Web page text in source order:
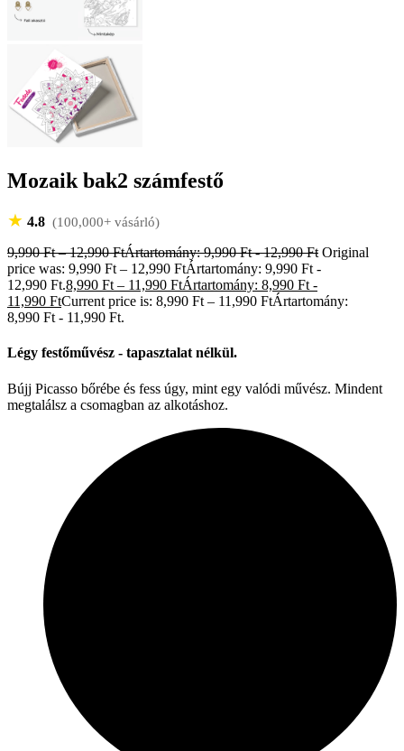
Mozaik bak2 számfestő
★ 4.8 (100,000+ vásárló)
9,990Ft – 12,990FtÁrtartomány: 9,990 Ft - 12,990 Ft Original
price was: 9,990 Ft – 12,990 FtÁrtartomány: 9,990 Ft -
12,990 Ft.8,990 Ft – 11,990 FtÁrtartomány: 8,990 Ft -
11,990 FtCurrent price is: 8,990 Ft – 11,990 FtÁrtartomány:
8,990 Ft - 11,990 Ft.
Légy festőművész - tapasztalat nélkül.
Bújj Picasso bőrébe és fess úgy, mint egy valódi művész. Mindent
megtalálsz a csomagban az alkotáshoz.